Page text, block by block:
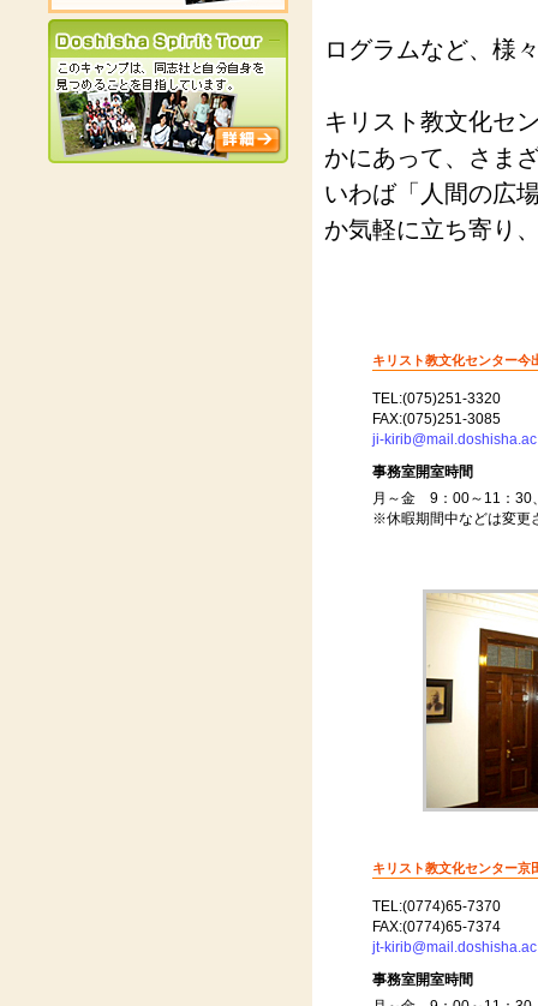
ログラムなど、様
キリスト教文化セ
かにあって、さま
いわば「人間の広
か気軽に立ち寄り
キリスト教文化センター今
TEL:(075)251-3320
FAX:(075)251-3085
ji-
事務室開室時間
月～金 9：00～11：30
※休暇期間中などは変更
キリスト教文化センター京
TEL:(0774)65-7370
FAX:(0774)65-7374
jt-
事務室開室時間